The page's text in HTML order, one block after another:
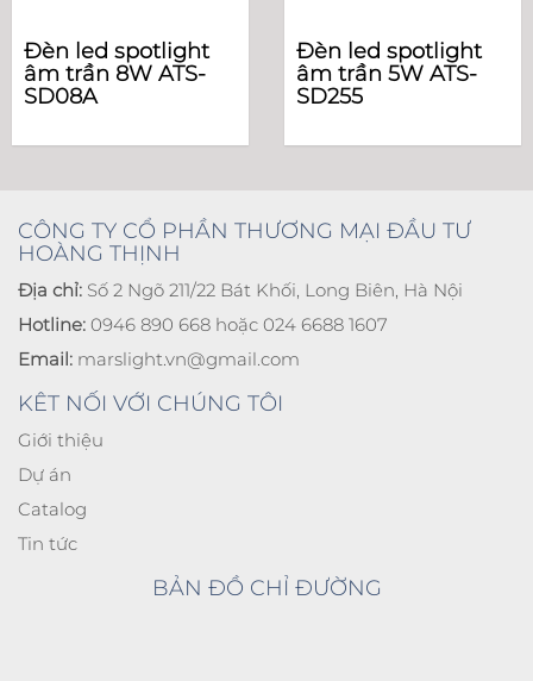
Đèn led spotlight
âm trần 8W ATS-
SD08A
Đèn led spotlight
âm trần 5W ATS-
SD255
CÔNG TY CỔ PHẦN THƯƠNG MẠI ĐẦU TƯ
HOÀNG THỊNH
Địa chỉ: Số 2 Ngõ 211/22 Bát Khối, Long Biên, Hà Nội
Hotline: 0946 890 668 hoặc 024 6688 1607
Email: marslight.vn@gmail.com
KÊT NỐI VỚI CHÚNG TÔI
Giới thiệu
Dự án
Catalog
Tin tức
BẢN ĐỒ CHỈ ĐƯỜNG